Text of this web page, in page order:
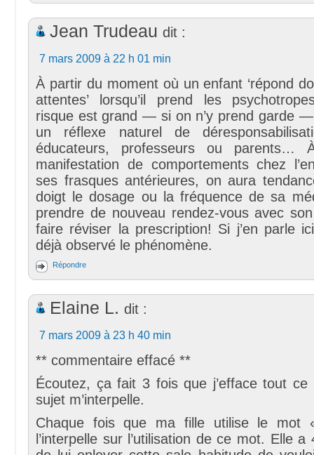
Jean Trudeau dit :
7 mars 2009 à 22 h 01 min
À partir du moment où un enfant ‘répond
attentes’ lorsqu’il prend les
risque est grand — si on n’y prend garde
un réflexe naturel de
éducateurs, professeurs ou parents…
manifestation de comportements chez
ses frasques antérieures, on aura
doigt le dosage ou la fréquence de sa
prendre de nouveau rendez-vous avec
faire réviser la prescription! Si j’en parle
déjà observé le phénomène.
Répondre
Elaine L. dit :
7 mars 2009 à 23 h 40 min
** commentaire effacé **
Écoutez, ça fait 3 fois que j’efface tout ce
sujet m’interpelle.
Chaque fois que ma fille utilise le mot
l’interpelle sur l’utilisation de ce mot. Elle a